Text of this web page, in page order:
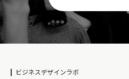
ビジネスデザインラボ